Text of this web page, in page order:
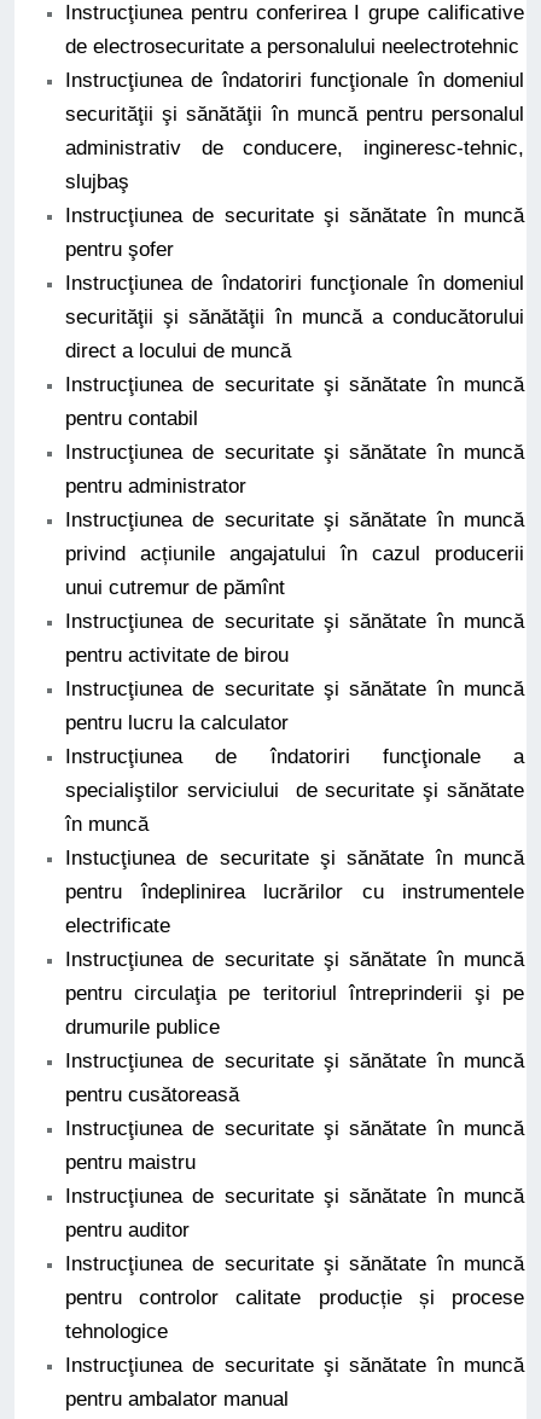
Instrucţiunea pentru conferirea I grupe calificative
de electrosecuritate a personalului neelectrotehnic
Instrucţiunea de îndatoriri funcţionale în domeniul
securităţii şi sănătăţii în muncă pentru personalul
administrativ de conducere, ingineresc-tehnic,
slujbaş
Instrucţiunea de securitate şi sănătate în muncă
pentru şofer
Instrucţiunea de îndatoriri funcţionale în domeniul
securităţii şi sănătăţii în muncă a conducătorului
direct a locului de muncă
Instrucţiunea de securitate şi sănătate în muncă
pentru contabil
Instrucţiunea de securitate şi sănătate în muncă
pentru administrator
Instrucţiunea de securitate şi sănătate în muncă
privind acțiunile angajatului în cazul producerii
unui cutremur de pămînt
Instrucţiunea de securitate şi sănătate în muncă
pentru activitate de birou
Instrucţiunea de securitate şi sănătate în muncă
pentru lucru la calculator
Instrucţiunea de îndatoriri funcţionale a
specialiştilor serviciului de securitate şi sănătate
în muncă
Instucţiunea de securitate şi sănătate în muncă
pentru îndeplinirea lucrărilor cu instrumentele
electrificate
Instrucţiunea de securitate şi sănătate în muncă
pentru circulaţia pe teritoriul întreprinderii şi pe
drumurile publice
Instrucţiunea de securitate şi sănătate în muncă
pentru cusătoreasă
Instrucţiunea de securitate şi sănătate în muncă
pentru maistru
Instrucţiunea de securitate şi sănătate în muncă
pentru auditor
Instrucţiunea de securitate şi sănătate în muncă
pentru controlor calitate producție și procese
tehnologice
Instrucţiunea de securitate şi sănătate în muncă
pentru ambalator manual